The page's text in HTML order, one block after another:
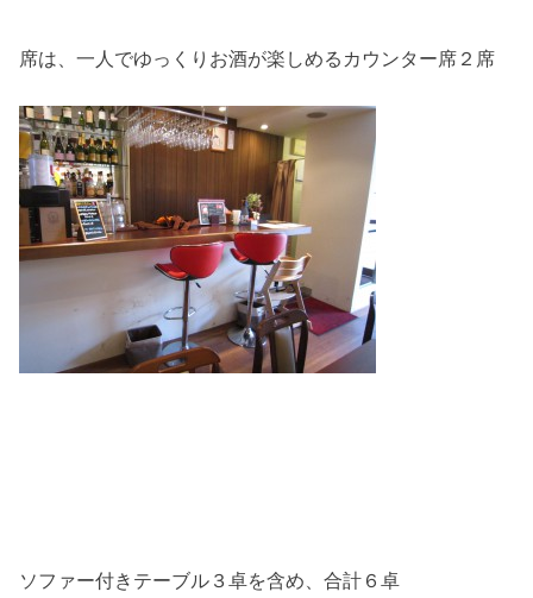
席は、一人でゆっくりお酒が楽しめるカウンター席２席
ソファー付きテーブル３卓を含め、合計６卓